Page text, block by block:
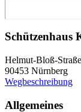
Schützenhaus
Helmut-Bloß-
90453 Nürnberg
Wegbeschreibung
Allgemeines